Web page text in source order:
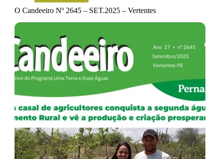
O Candeeiro Nº 2645 – SET.2025 – Vertentes